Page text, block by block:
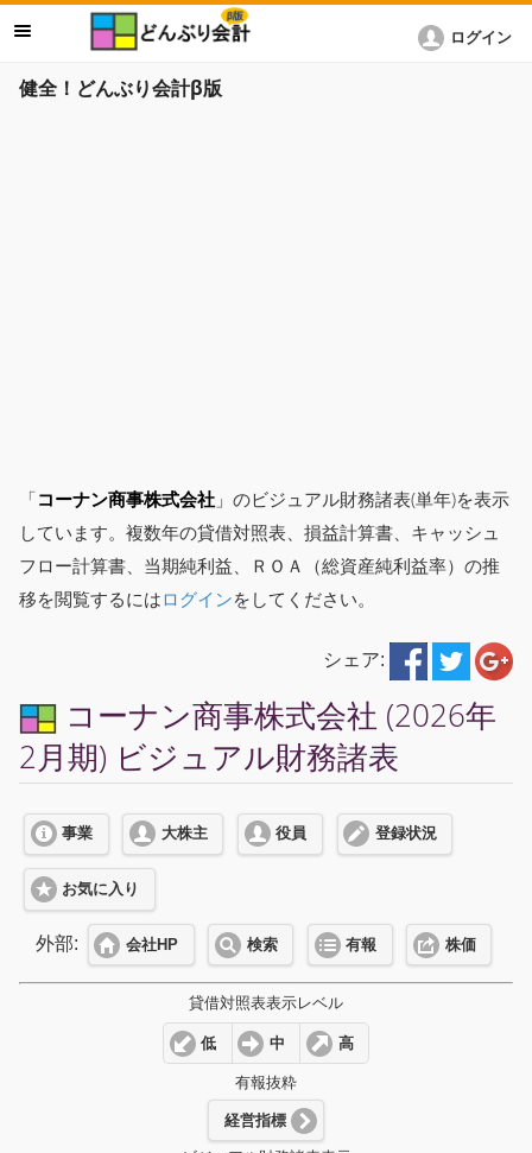
健全！どんぶり会計β版
ログイン
「コーナン商事株式会社 」のビジュアル財務諸表(単年)を表示
しています。複数年の貸借対照表、損益計算書、キャッシュ
フロー計算書、当期純利益、ＲＯＡ（総資産純利益率）の推
移を閲覧するにはログインをしてください。
シェア:
コーナン商事株式会社 (2026年
2月期) ビジュアル財務諸表
事業 大株主 役員 登録状況
お気に入り
外部: 会社HP 検索 有報 株価
貸借対照表表示レベル
低 中 高
有報抜粋
経営指標